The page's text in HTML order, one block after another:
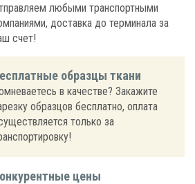
любыми транспортными
доставка до терминала за
счет!
образцы ткани
в качестве? Закажите
образцов бесплатно, оплата
только за
цены